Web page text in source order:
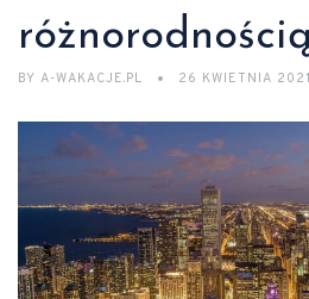
różnorodnością
BY A-WAKACJE.PL 26 KWIETNIA 2021